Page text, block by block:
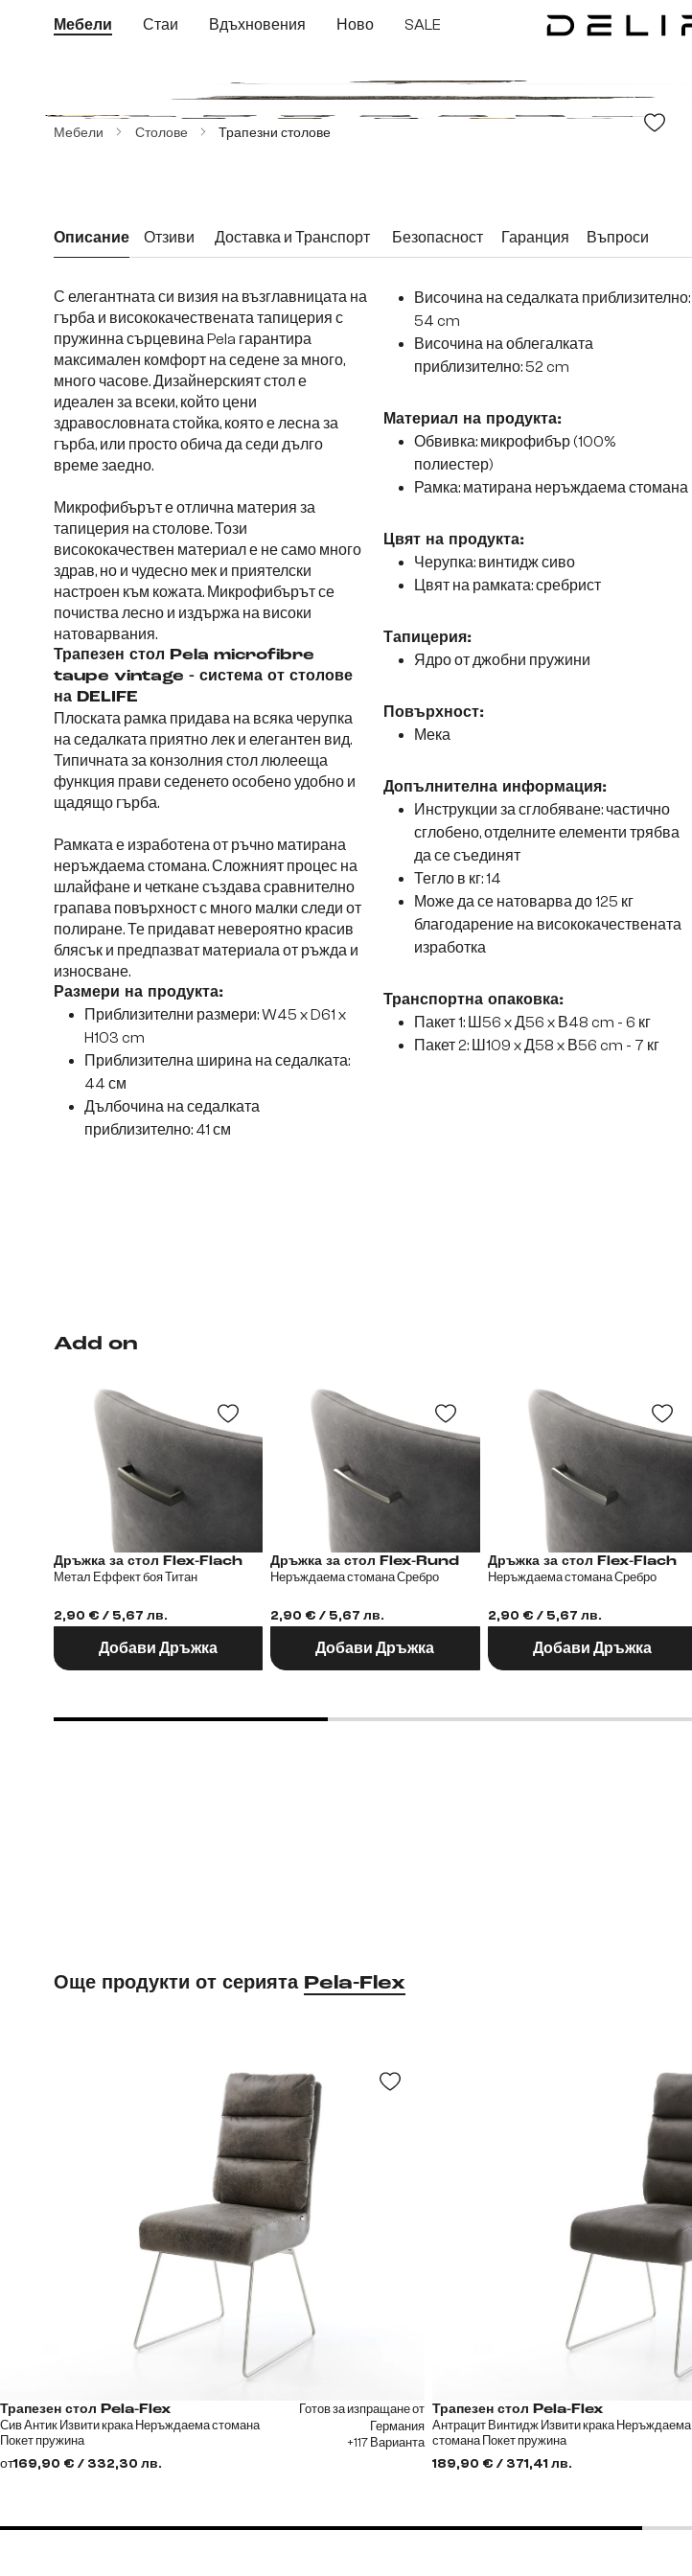
към основното съдържание
Преминете към търсенето
Преминете към основната навигация
Мебели Стаи Вдъхновения Ново SALE
Мебели Столове Трапезни столове
Описание Отзиви Доставка и Транспорт Безопасност Гаранция Въпроси
С елегантната си визия на възглавницата на
гърба и висококачествената тапицерия с
пружинна сърцевина Pela гарантира
максимален комфорт на седене за много,
много часове. Дизайнерският стол е
идеален за всеки, който цени
здравословната стойка, която е лесна за
гърба, или просто обича да седи дълго
време заедно.
Микрофибърът е отлична материя за
тапицерия на столове. Този
висококачествен материал е не само много
здрав, но и чудесно мек и приятелски
настроен към кожата. Микрофибърът се
почиства лесно и издържа на високи
натоварвания.
Трапезен стол Pela microfibre
taupe vintage - система от столове
на DELIFE
Плоската рамка придава на всяка черупка
на седалката приятно лек и елегантен вид.
Типичната за конзолния стол люлееща
функция прави седенето особено удобно и
щадящо гърба.
Рамката е изработена от ръчно матирана
неръждаема стомана. Сложният процес на
шлайфане и четкане създава сравнително
грапава повърхност с много малки следи от
полиране. Те придават невероятно красив
блясък и предпазват материала от ръжда и
износване.
Размери на продукта:
Приблизителни размери: W45 x D61 x
H103 cm
Приблизителна ширина на седалката:
44 см
Дълбочина на седалката
приблизително: 41 см
Височина на седалката приблизително:
54 cm
Височина на облегалката
приблизително: 52 cm
Материал на продукта:
Обвивка: микрофибър (100%
полиестер)
Рамка: матирана неръждаема стомана
Цвят на продукта:
Черупка: винтидж сиво
Цвят на рамката: сребрист
Тапицерия:
Ядро от джобни пружини
Повърхност:
Мека
Допълнителна информация:
Инструкции за сглобяване: частично
сглобено, отделните елементи трябва
да се съединят
Тегло в кг: 14
Може да се натоварва до 125 кг
благодарение на висококачествената
изработка
Транспортна опаковка:
Пакет 1: Ш56 x Д56 x В48 cm - 6 кг
Пакет 2: Ш109 x Д58 x В56 cm - 7 кг
Add on
Дръжка за стол Flex-Flach
Метал Еффект боя Титан
2,90 € / 5,67 лв.
Добави Дръжка
Дръжка за стол Flex-Rund
Неръждаема стомана Сребро
2,90 € / 5,67 лв.
Добави Дръжка
Дръжка за стол Flex-Flach
Неръждаема стомана Сребро
2,90 € / 5,67 лв.
Добави Дръжка
Още продукти от серията Pela-Flex
Трапезен стол Pela-Flex
Сив Антик Извити крака Неръждаема стомана
Покет пружина
от169,90 € / 332,30 лв.
Готов за изпращане от
Германия
+117 Варианта
Трапезен стол Pela-Flex
Антрацит Винтидж Извити крака Неръждаема
стомана Покет пружина
189,90 € / 371,41 лв.